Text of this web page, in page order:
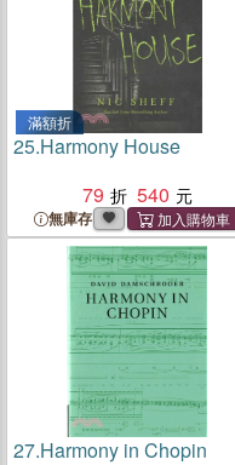
滿額折
25.Harmony House
79
540
無庫存
27.Harmony in Chopin